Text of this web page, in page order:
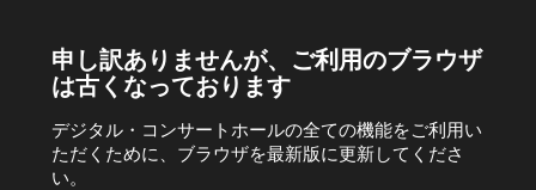
申し訳ありませんが、ご利用のブラウザ
は古くなっております
デジタル・コンサートホールの全ての機能をご利用い
ただくために、ブラウザを最新版に更新してくださ
い。